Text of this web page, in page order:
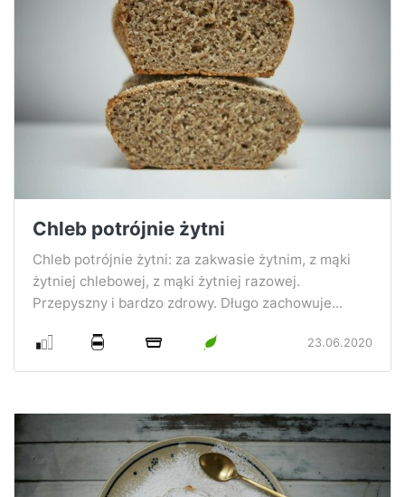
Chleb potrójnie żytni
Chleb potrójnie żytni: za zakwasie żytnim, z mąki
żytniej chlebowej, z mąki żytniej razowej.
Przepyszny i bardzo zdrowy. Długo zachowuje...
23.06.2020